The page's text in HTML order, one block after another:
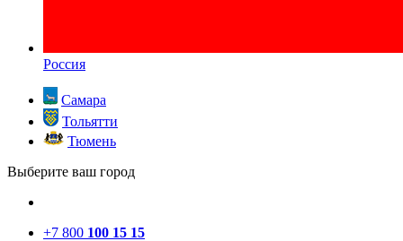
Россия
Самара
Тольятти
Тюмень
Выберите ваш город
+7 800 100 15 15